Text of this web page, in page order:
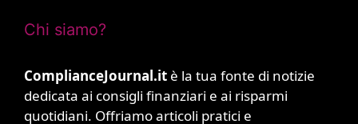
Chi siamo?
ComplianceJournal.it è la tua fonte di notizie
dedicata ai consigli finanziari e ai risparmi
quotidiani. Offriamo articoli pratici e